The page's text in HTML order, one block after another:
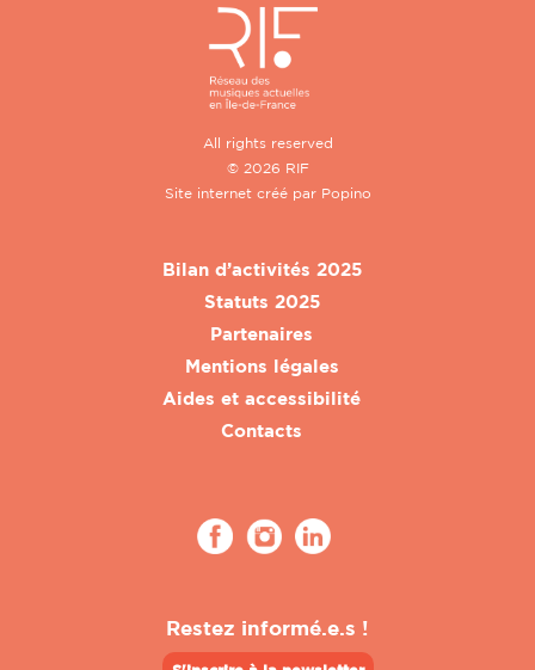
All rights reserved
© 2026 RIF
Site internet créé par Popino
Bilan d’activités 2025
Statuts 2025
Partenaires
Mentions légales
Aides et accessibilité
Contacts
Restez informé.e.s !